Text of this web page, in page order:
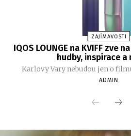
ZAJÍMAVOSTI
IQOS LOUNGE na KVIFF zve
hudby, inspirace a
Karlovy Vary nebudou jen o
ADMIN